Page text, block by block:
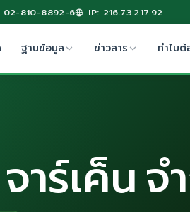
02-810-8892-6 IP: 216.73.217.92
ฐานข้อมูล ข่าวสาร ทำไมต้
าร์เค็น จ